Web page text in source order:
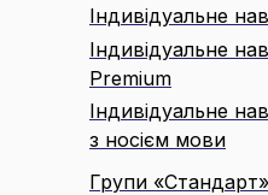
Індивідуальне
Індивідуальне
Premium
Індивідуальне
з носієм мови
Групи